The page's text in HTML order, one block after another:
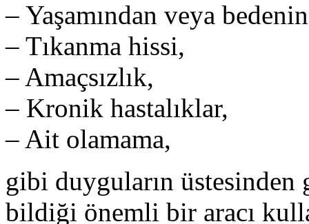
– Yaşamından veya
– Tıkanma hissi,
– Amaçsızlık,
– Kronik hastalıklar,
– Ait olamama,
gibi duyguların
bildiği önemli bir aracı